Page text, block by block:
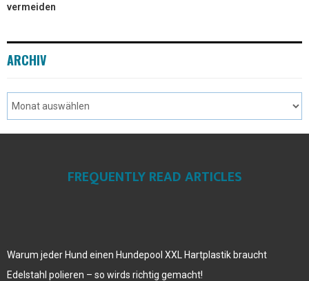
vermeiden
ARCHIV
FREQUENTLY READ ARTICLES
Warum jeder Hund einen Hundepool XXL Hartplastik braucht
Edelstahl polieren – so wirds richtig gemacht!